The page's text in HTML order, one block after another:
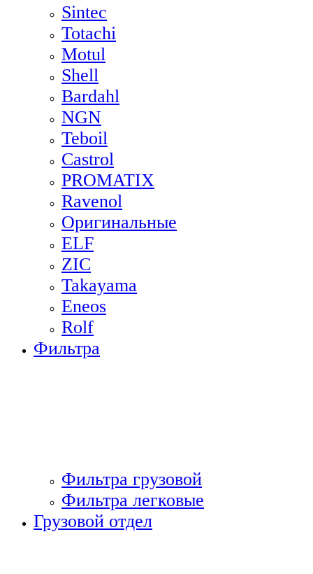
Sintec
Totachi
Motul
Shell
Bardahl
NGN
Teboil
Castrol
PROMATIX
Ravenol
Оригинальные
ELF
ZIC
Takayama
Eneos
Rolf
Фильтра
Фильтра грузовой
Фильтра легковые
Грузовой отдел